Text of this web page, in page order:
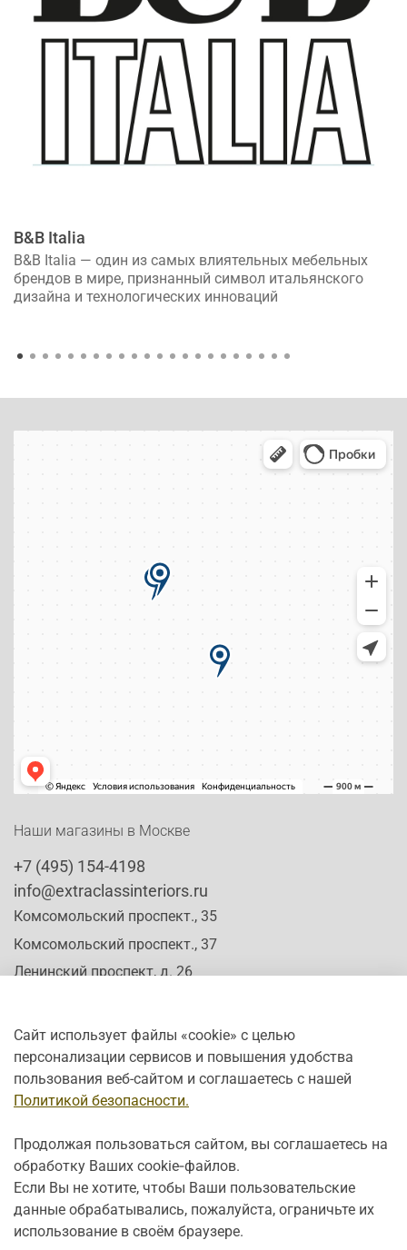
B&B Italia
B&B Italia — один из самых влиятельных мебельных
брендов в мире, признанный символ итальянского
дизайна и технологических инноваций
Наши магазины в Москве
+7 (495) 154-4198
info@extraclassinteriors.ru
Комсомольский проспект., 35
Комсомольский проспект., 37
Ленинский проспект, д. 26
Время работы:
Пн-Сб: c 10:00 - 20:00
Вс: с 12:00 - 19:00
Сайт использует файлы «cookie» с целью
персонализации сервисов и повышения удобства
пользования веб-сайтом и соглашаетесь с нашей
Политикой безопасности.
Продолжая пользоваться сайтом, вы соглашаетесь на
обработку Ваших cookie‑файлов.
Если Вы не хотите, чтобы Ваши пользовательские
данные обрабатывались, пожалуйста, ограничьте их
использование в своём браузере.